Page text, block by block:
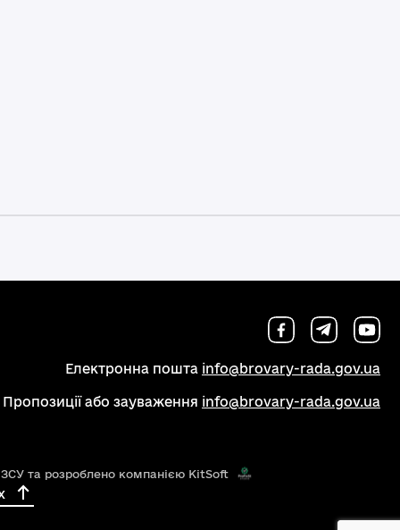
Електронна пошта info@brovary-rada.gov.ua
Пропозиції або зауваження info@brovary-rada.gov.ua
та розроблено компанією KitSoft